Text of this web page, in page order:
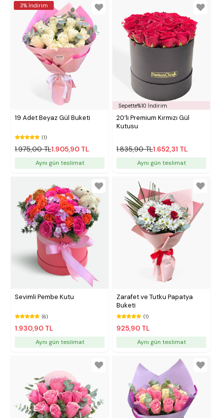
3% İndirim
19 Adet Beyaz Gül Buketi
(1)
1.975,00 TL1.905,90 TL
Aynı gün teslimat
Sepette%10 İndirim
20’li Premium Kırmızı Gül
Kutusu
1.835,90 TL1.652,31 TL
Aynı gün teslimat
Sevimli Pembe Kutu
(6)
1.930,90 TL
Aynı gün teslimat
Zarafet ve Tutku Papatya
Buketi
(1)
925,90 TL
Aynı gün teslimat